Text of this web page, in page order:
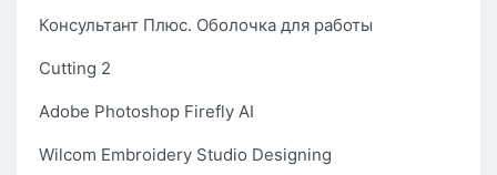
Консультант Плюс. Оболочка для работы
Cutting 2
Adobe Photoshop Firefly AI
Wilcom Embroidery Studio Designing